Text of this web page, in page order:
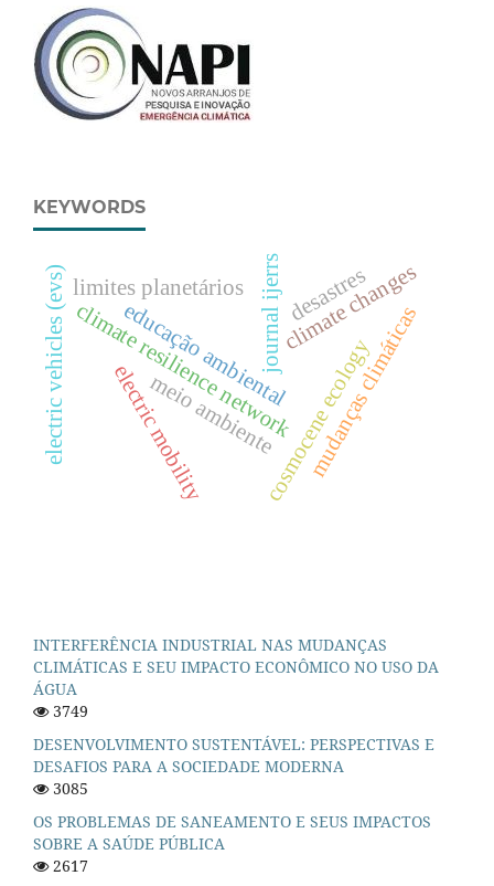
KEYWORDS
journal ijerrs
climate resilience networkcosmocene ecology
climate changes
mudanças climáticas
meio ambiente
desastres
limites planetários
educação ambiental
electric mobility
electric vehicles (evs)
INTERFERÊNCIA INDUSTRIAL NAS MUDANÇAS
CLIMÁTICAS E SEU IMPACTO ECONÔMICO NO USO DA
ÁGUA
3749
DESENVOLVIMENTO SUSTENTÁVEL: PERSPECTIVAS E
DESAFIOS PARA A SOCIEDADE MODERNA
3085
OS PROBLEMAS DE SANEAMENTO E SEUS IMPACTOS
SOBRE A SAÚDE PÚBLICA
2617